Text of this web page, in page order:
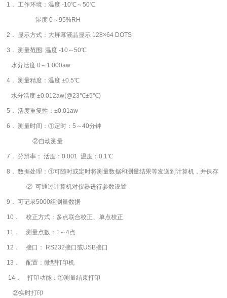
1． 工作环境：温度 -10℃～50℃
湿度 0～95%RH
2． 显示方式：大屏幕液晶显示 128×64 DOTS
3． 测量范围: 温度 -10～50℃
水分活度 0～1.000aw
4． 测量精度：温度 ±0.5℃
水分活度 ±0.012aw(@23℃±5℃)
5． 活度重复性：±0.01aw
6． 测量时间：①定时：5～40分钟
②自动测量
7． 分辨率： 活度：0.001 温度：0.1℃
8． 数据处理：①可随时或定时将测量数据和测量结果等发送到计算机，并保存
② 可通过计算机对仪器进行参数设置
9． 可记录5000组测量数据
10． 校正方式：多点联合校正、单点校正
11． 测量点数：1～4点
12． 接口： RS232接口或USB接口
13． 配置：微型打印机
14． 打印功能：①测量结束打印
②实时打印